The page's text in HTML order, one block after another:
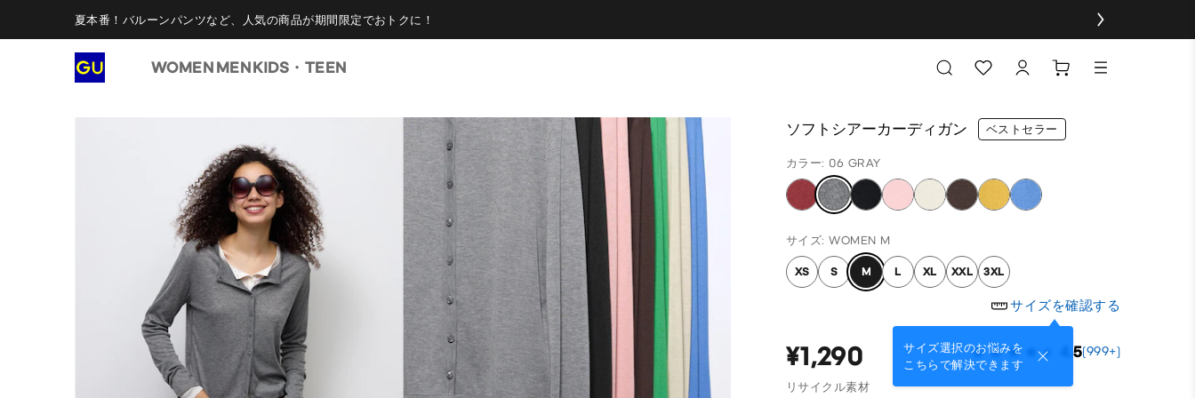
夏本番！バルーンパンツなど、人気の商品が期間限定でおトクに！
WOMEN MENKIDS・TEEN
ソフトシアーカーディガン ベストセラー
カラー: 06 GRAY
サイズ: WOMEN M
XS S M L XL XXL 3XL
サイズを確認する
サイズ選択のお悩みを
こちらで解決できます
¥1,290 4.5(999+)
リサイクル素材